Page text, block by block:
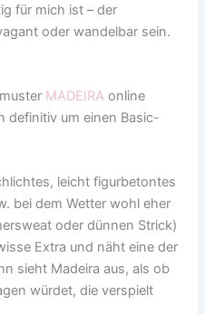
für mich ist – der
oder wandelbar sein.
MADEIRA online
definitiv um einen Basic-
leicht figurbetontes
bei dem Wetter wohl eher
oder dünnen Strick)
Extra und näht eine der
sieht Madeira aus, als ob
würdet, die verspielt